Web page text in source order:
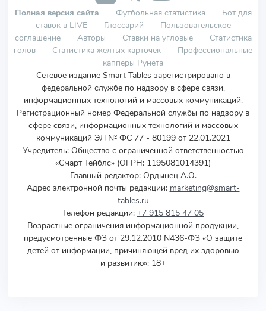
Полная версия сайта Футбольная статистика
Бот для
ставок в LIVE
Глоссарий
Пользовательское
соглашение
Авторы Ставки на угловые
Статистика
голов
Статистика желтых карточек
Профессиональные
капперы Рунета
Сетевое издание Smart Tables зарегистрировано в
федеральной службе по надзору в сфере связи,
информационных технологий и массовых коммуникаций.
Регистрационный номер Федеральной службы по надзору в
сфере связи, информационных технологий и массовых
коммуникаций ЭЛ № ФС 77 - 80199 от 22.01.2021
Учредитель: Общество с ограниченной ответственностью
«Смарт Тейблс» (ОГРН: 1195081014391)
Главный редактор: Ордынец А.О.
Адрес электронной почты редакции: marketing@smart-
tables.ru
Телефон редакции: +7 915 815 47 05
Возрастные ограничения информационной продукции,
предусмотренные ФЗ от 29.12.2010 N436-ФЗ «О защите
детей от информации, причиняющей вред их здоровью
и развитию»: 18+